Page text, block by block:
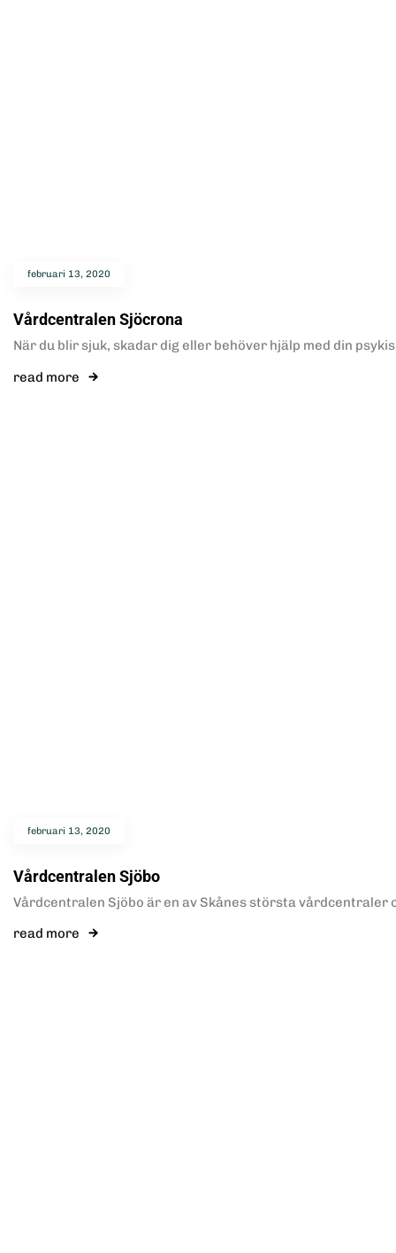
februari 13, 2020
Vårdcentralen Sjöcrona
När du blir sjuk, skadar dig eller behöver hjälp med din
read more
februari 13, 2020
Vårdcentralen Sjöbo
Vårdcentralen Sjöbo är en av Skånes största vårdcentraler
read more